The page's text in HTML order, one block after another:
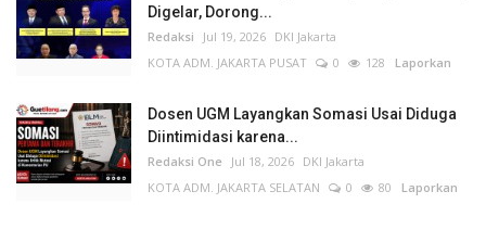
Digelar, Dorong...
Redaksi Jul 19, 2026 DKI Jakarta
KOTA ADM. JAKARTA PUSAT
0 128 Laporkan
Dosen UGM Layangkan Somasi Usai Diduga
Diintimidasi karena...
Redaksi One Jul 18, 2026 DKI Jakarta
KOTA ADM. JAKARTA SELATAN
0 80 Laporkan